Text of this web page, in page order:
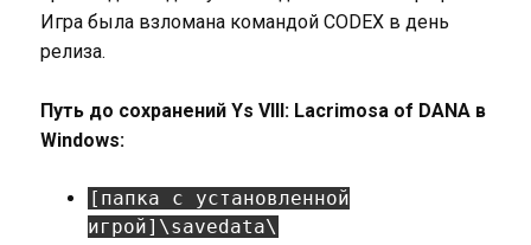
Игра была взломана командой CODEX в день
релиза.
Путь до сохранений Ys VIII: Lacrimosa of DANA в
Windows:
[папка с установленной
игрой]\savedata\